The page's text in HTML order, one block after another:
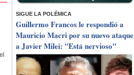
SIGUE LA POLÉMICA
Guillermo Francos le respondió a
Mauricio Macri por su nuevo ataque
a Javier Milei: "Está nervioso"